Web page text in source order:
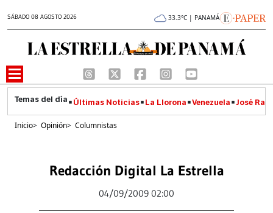
SÁBADO 08 AGOSTO 2026 33.3°C | PANAMÁ
Últimas Noticias La Llorona Venezuela José
Inicio> Opinión> Columnistas
Redacción Digital La Estrella
04/09/2009 02:00